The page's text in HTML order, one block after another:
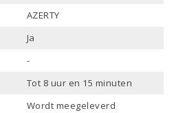
AZERTY
Ja
-
Tot 8 uur en 15 minuten
Wordt meegeleverd